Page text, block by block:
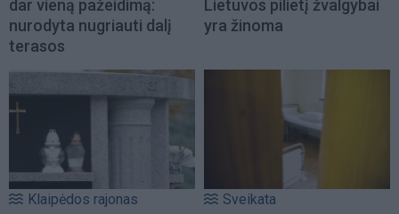
dar vieną pažeidimą:
nurodyta nugriauti dalį
terasos
Lietuvos pilietį žvalgybai
yra žinoma
Klaipėdos rajonas Sveikata